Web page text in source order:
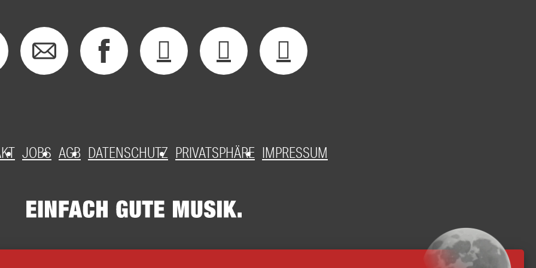
JOBS AGB DATENSCHUTZ PRIVATSPHÄRE IMPRESSUM